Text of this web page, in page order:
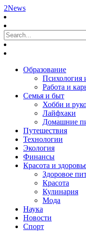
2News
Образование
Психология
Работа и
Семья и быт
Хобби и
Лайфхаки
Домашние
Путешествия
Технологии
Экология
Финансы
Красота и
Здоровое
Красота
Кулинария
Мода
Наука
Новости
Спорт